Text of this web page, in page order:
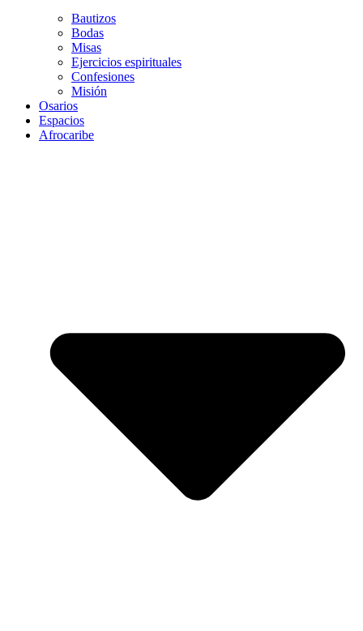
Bautizos
Bodas
Misas
Ejercicios espirituales
Confesiones
Misión
Osarios
Espacios
Afrocaribe